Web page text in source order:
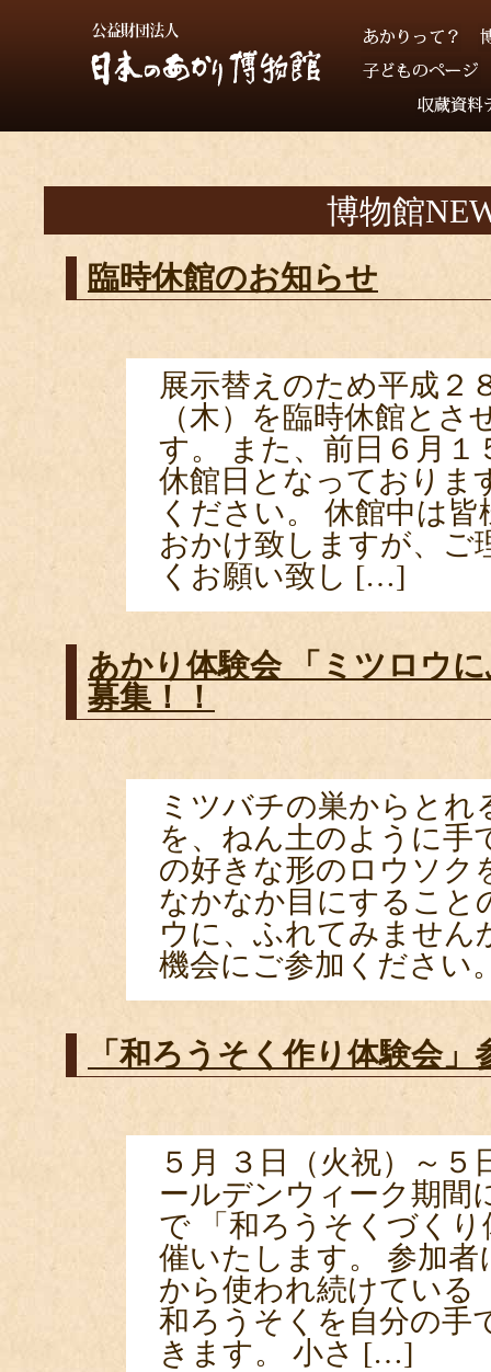
博物館
臨時休館のお知らせ
展示替えのため平成２
（木）を臨時休館とさ
す。 また、前日６月１
休館日となっておりま
ください。 休館中は
おかけ致しますが、ご
くお願い致し […]
あかり体験会 「ミツロウ
募集！！
ミツバチの巣からとれ
を、ねん土のように手
の好きな形のロウソク
なかなか目にすること
ウに、ふれてみません
機会にご参加くださ
「和ろうそく作り体験会」
５月 ３日（火祝）～５
ールデンウィーク期間
で 「和ろうそくづくり
催いたします。 参加者
から使われ続けている
和ろうそくを自分の手
きます。 小さ […]